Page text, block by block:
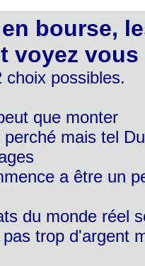
bourse,
voyez
choix possibles.
que monter
perché mais tel
a être un
du monde réel
trop d'argent